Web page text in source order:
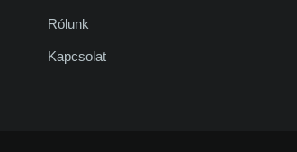
Rólunk
Kapcsolat